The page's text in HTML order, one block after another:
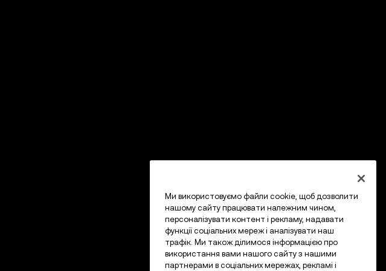
Ми використовуємо файли cookie, щоб дозволити
нашому сайту працювати належним чином,
персоналізувати контент і рекламу, надавати
функції соціальних мереж і аналізувати наш
трафік. Ми також ділимося інформацією про
використання вами нашого сайту з нашими
партнерами в соціальних мережах, рекламі і